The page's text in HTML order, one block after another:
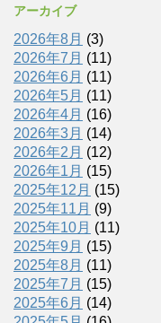
アーカイブ
2026年8月 (3)
2026年7月 (11)
2026年6月 (11)
2026年5月 (11)
2026年4月 (16)
2026年3月 (14)
2026年2月 (12)
2026年1月 (15)
2025年12月 (15)
2025年11月 (9)
2025年10月 (11)
2025年9月 (15)
2025年8月 (11)
2025年7月 (15)
2025年6月 (14)